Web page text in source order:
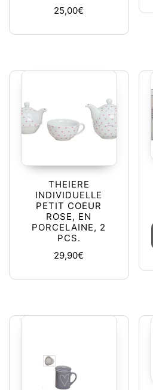
25,00€
THEIERE
INDIVIDUELLE
PETIT COEUR
ROSE, EN
PORCELAINE, 2
PCS.
29,90€